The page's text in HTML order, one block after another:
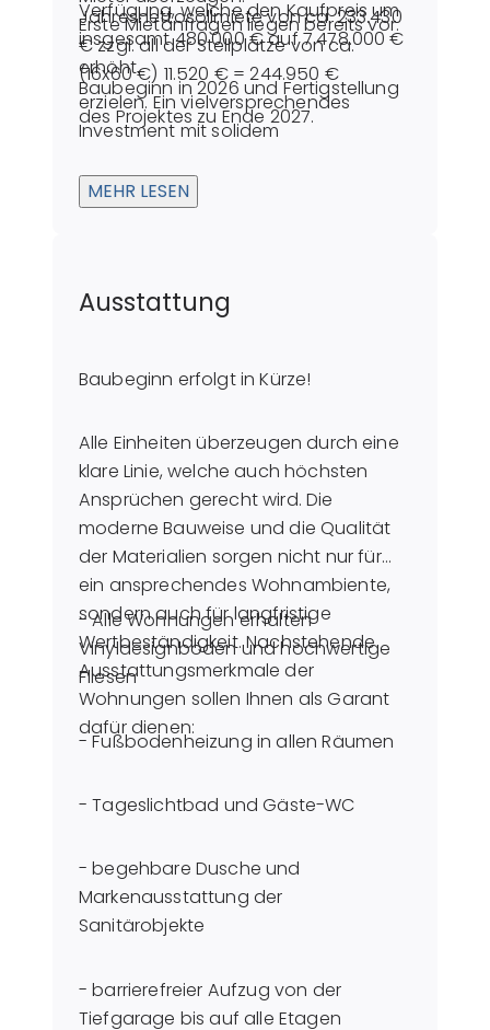
Verfügung, welche den Kaufpreis um
insgesamt 480.000 € auf 7.478.000 €
erhöht.
Jahresnettosollmiete von ca. 233.430
€ zzgl. all der Stellplätze von ca.
(16x60 €) 11.520 € = 244.950 €
erzielen. Ein vielversprechendes
Investment mit solidem
Es wird gerade geprüft, wie sich eine
QNG-Zertifizierung auf das Projekt
Erste Mietanfragen liegen bereits vor.
Baubeginn in 2026 und Fertigstellung
des Projektes zu Ende 2027.
MEHR LESEN
Ausstattung
Baubeginn erfolgt in Kürze!
Alle Einheiten überzeugen durch eine
klare Linie, welche auch höchsten
Ansprüchen gerecht wird. Die
moderne Bauweise und die Qualität
der Materialien sorgen nicht nur für
ein ansprechendes Wohnambiente,
sondern auch für langfristige
Wertbeständigkeit. Nachstehende
Ausstattungsmerkmale der
Wohnungen sollen Ihnen als Garant
dafür dienen:
- Alle Wohnungen erhalten
Vinyldesignböden und hochwertige
Fliesen
- Fußbodenheizung in allen Räumen
- Tageslichtbad und Gäste-WC
- begehbare Dusche und
Markenausstattung der
Sanitärobjekte
- barrierefreier Aufzug von der
Tiefgarage bis auf alle Etagen